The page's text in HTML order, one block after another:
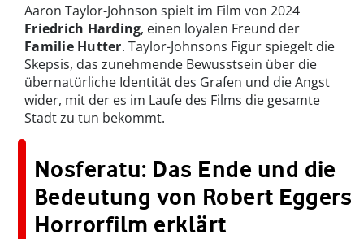
Aaron Taylor-Johnson spielt im Film von 2024
Friedrich Harding, einen loyalen Freund der
Familie Hutter. Taylor-Johnsons Figur spiegelt die
Skepsis, das zunehmende Bewusstsein über die
übernatürliche Identität des Grafen und die Angst
wider, mit der es im Laufe des Films die gesamte
Stadt zu tun bekommt.
Nosferatu: Das Ende und die
Bedeutung von Robert Eggers
Horrorfilm erklärt